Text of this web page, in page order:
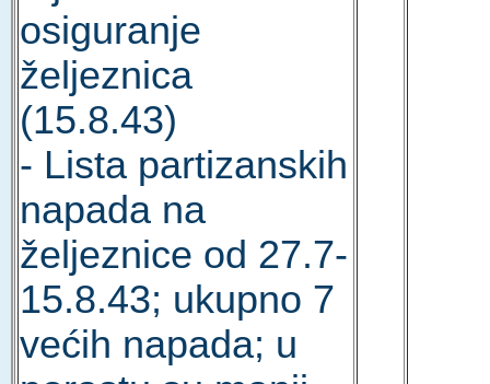
osiguranje
željeznica
(15.8.43)
- Lista partizanskih
napada na
željeznice od 27.7-
15.8.43; ukupno 7
većih napada; u